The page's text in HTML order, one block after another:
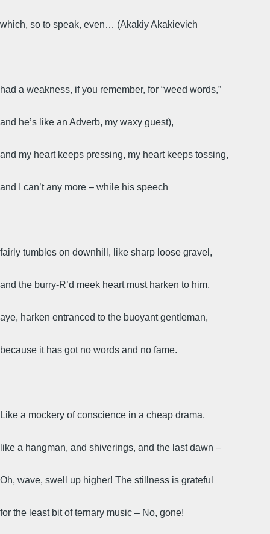
which, so to speak, even… (Akakiy Akakievich
had a weakness, if you remember, for “weed words,”
and he’s like an Adverb, my waxy guest),
and my heart keeps pressing, my heart keeps tossing,
and I can’t any more – while his speech
fairly tumbles on downhill, like sharp loose gravel,
and the burry-R’d meek heart must harken to him,
aye, harken entranced to the buoyant gentleman,
because it has got no words and no fame.
Like a mockery of conscience in a cheap drama,
like a hangman, and shiverings, and the last dawn –
Oh, wave, swell up higher! The stillness is grateful
for the least bit of ternary music – No, gone!